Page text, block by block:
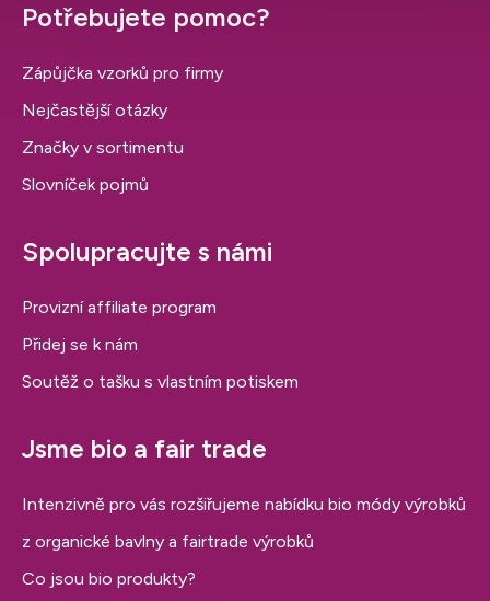
Potřebujete pomoc?
Zápůjčka vzorků pro firmy
Nejčastější otázky
Značky v sortimentu
Slovníček pojmů
Spolupracujte s námi
Provizní affiliate program
Přidej se k nám
Soutěž o tašku s vlastním potiskem
Jsme bio a fair trade
Intenzivně pro vás rozšiřujeme nabídku bio módy výrobků
z organické bavlny a fairtrade výrobků
Co jsou bio produkty?